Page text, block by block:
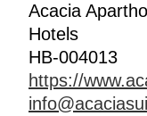
Acacia
Hotels
HB-004013
https://